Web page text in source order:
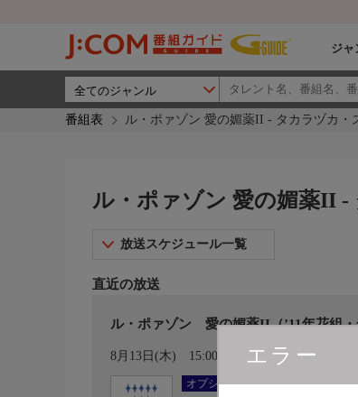
ジャ
番組表 ル・ポァゾン 愛の媚薬II - タカラヅカ・
エラー
ル・ポァゾン 愛の媚薬II
放送スケジュール一覧
直近の放送
ル・ポァゾン 愛の媚薬II（’11年花組
8月13日(木) 15:00〜16:00 カレンダ
オプション